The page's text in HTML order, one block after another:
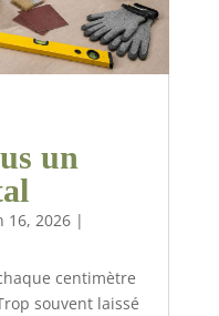
un
16, 2026|
centimètre
souvent laissé